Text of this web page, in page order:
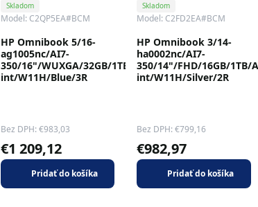
Skladom
Model: C2QP5EA#BCM
HP Omnibook 5/16-
ag1005nc/AI7-
350/16"/WUXGA/32GB/1TB/AMD
int/W11H/Blue/3R
Bez DPH: €983,03
€1 209,12
Pridať do košíka
Skladom
Model: C2FD2EA#BCM
HP Omnibook 3/14-
ha0002nc/AI7-
350/14"/FHD/16GB/1TB/
int/W11H/Silver/2R
Bez DPH: €799,16
€982,97
Pridať do košíka